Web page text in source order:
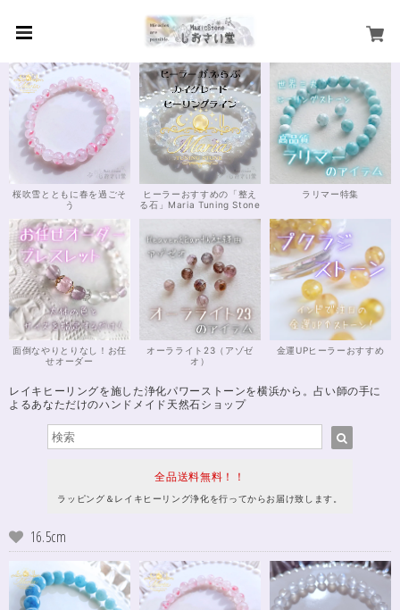
桜吹雪とともに春を過ごそ
う
ヒーラーおすすめの「整え
る石」Maria Tuning Stone
ラリマー特集
面倒なやりとりなし！お任
せオーダー
オーラライト23（アゾゼ
オ）
金運UPヒーラーおすすめ
レイキヒーリングを施した浄化パワーストーンを横浜から。占い師の手に
よるあなただけのハンドメイド天然石ショップ
全品送料無料！！
ラッピング＆レイキヒーリング浄化を行ってからお届け致します。
16.5cm